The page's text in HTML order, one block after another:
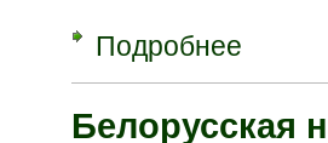
Подробнее
Белорусская